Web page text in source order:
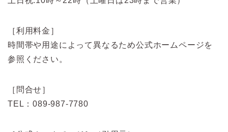
［利用料金］
時間帯や用途によって異なるため公式ホームページを
参照ください。
［問合せ］
TEL：089-987-7780